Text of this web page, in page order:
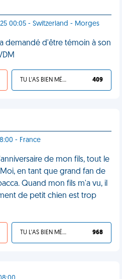
00:05 - Switzerland - Morges
demandé d'être témoin à son
TU L'AS BIEN MÉRITÉ 409
- France
de mon fils, tout le
en tant que grand fan de
Quand mon fils m'a vu, il
de petit chien est trop
TU L'AS BIEN MÉRITÉ 968